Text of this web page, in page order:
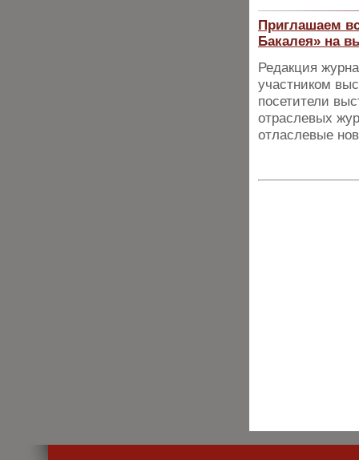
Приглашаем
Бакалея» на
Редакция
участником
посетители
отраслевых
отласлевые